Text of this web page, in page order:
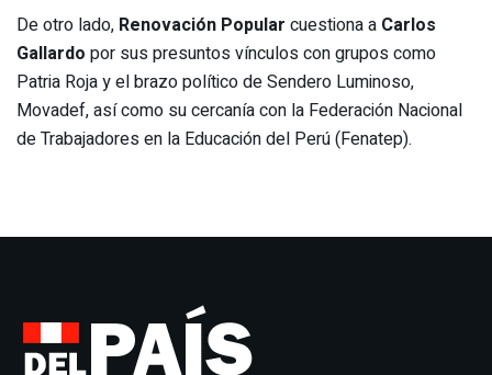
De otro lado, Renovación Popular cuestiona a Carlos
Gallardo por sus presuntos vínculos con grupos como
Patria Roja y el brazo político de Sendero Luminoso,
Movadef, así como su cercanía con la Federación Nacional
de Trabajadores en la Educación del Perú (Fenatep).